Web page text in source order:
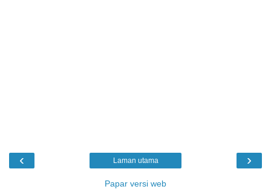
‹ ›
Laman utama
Papar versi web